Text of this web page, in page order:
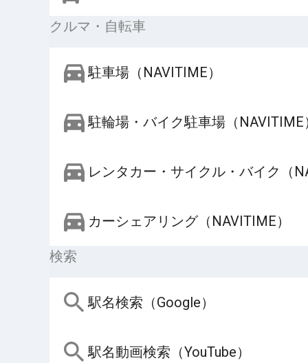
クルマ・自転車
駐車場（NAVITIME）
駐輪場・バイク駐車場（NAVITIME
レンタカー・サイクル・バイク（
カーシェアリング（NAVITIME）
検索
駅名検索（Google）
駅名動画検索（YouTube）